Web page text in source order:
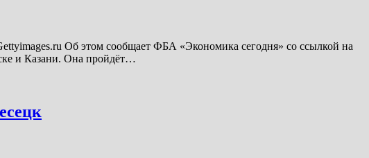
Об этом сообщает ФБА «Экономика сегодня» со ссылкой на
и Казани. Она пройдёт…